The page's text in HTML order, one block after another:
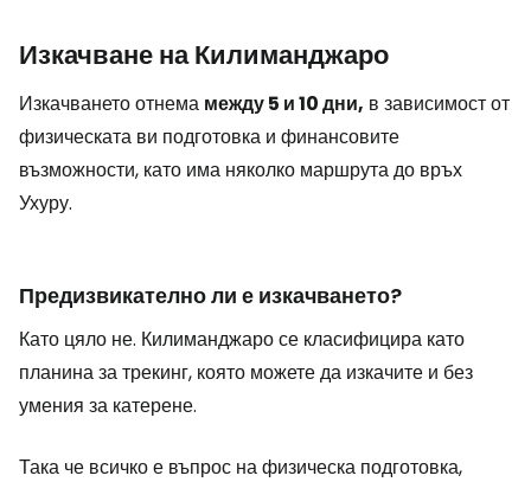
Изкачване на Килиманджаро
Изкачването отнема между 5 и 10 дни, в зависимост от
физическата ви подготовка и финансовите
възможности, като има няколко маршрута до връх
Ухуру.
Предизвикателно ли е изкачването?
Като цяло не. Килиманджаро се класифицира като
планина за трекинг, която можете да изкачите и без
умения за катерене.
Така че всичко е въпрос на физическа подготовка,